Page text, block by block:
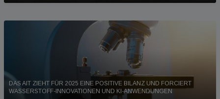
DAS AIT ZIEHT FÜR 2025 EINE POSITIVE BILANZ UND FORCIERT
WASSERSTOFF-INNOVATIONEN UND KI-ANWENDUNGEN